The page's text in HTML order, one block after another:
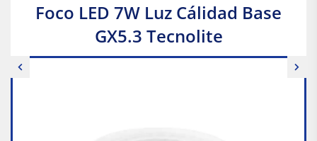
Foco LED 7W Luz Cálidad Base
GX5.3 Tecnolite